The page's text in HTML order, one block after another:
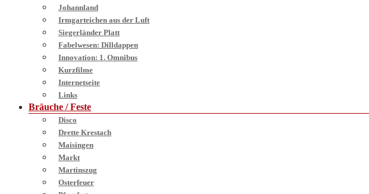
Johannland
Irmgarteichen aus der Luft
Siegerländer Platt
Fabelwesen: Dilldappen
Innovation: 1. Omnibus
Kurzfilme
Internetseite
Links
Bräuche / Feste
Disco
Drette Krestach
Maisingen
Markt
Martinszug
Osterfeuer